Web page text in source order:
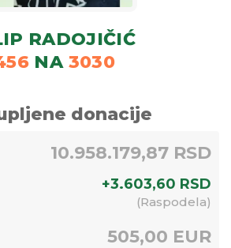
RADOJIČIĆ
NA 3030
donacije
10.958.179,87 RSD
+3.603,60 RSD
(Raspodela)
505,00 EUR